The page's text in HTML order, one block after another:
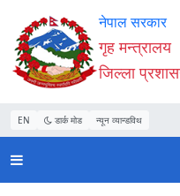
Accessibility
Mode
सुरु
गर्नुहोस्
सामाग्री
पढ्नुहाेस्
नेभिगेसन
पढ्नुहाेस्
वेबसाइट
खोजमा
जानुहोस्
नेपाल सरकार
गृह मन्त्रालय
जिल्ला
EN डार्क मोड न्यून व्यान्डविथ